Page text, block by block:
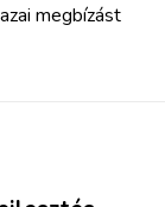
megbízást